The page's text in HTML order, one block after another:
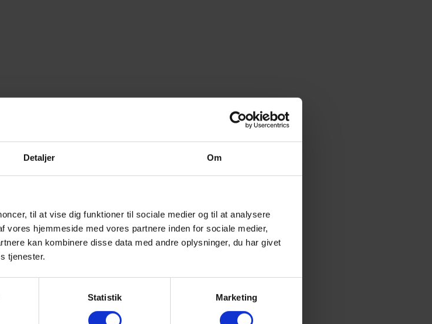
Detaljer Om
til at vise dig funktioner til sociale medier og til at analysere
vores hjemmeside med vores partnere inden for sociale medier,
kan kombinere disse data med andre oplysninger, du har givet
tjenester.
Statistik Marketing